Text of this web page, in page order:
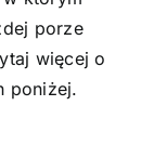
porze
więcej o
poniżej.